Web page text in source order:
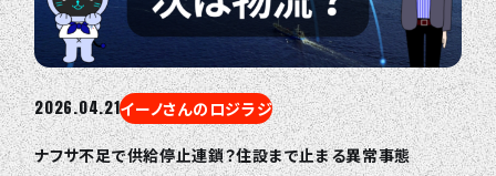
2026.04.21イーノさんのロジラジ
ナフサ不足で供給停止連鎖？住設まで止まる異常事態